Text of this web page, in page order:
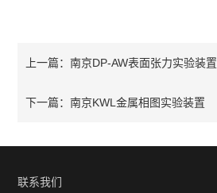
上一篇：南京DP-AW表面张力实验装置
下一篇：南京KWL金属相图实验装置
联系我们